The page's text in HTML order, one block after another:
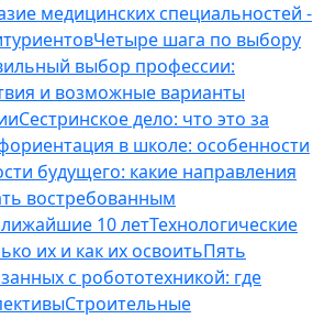
медицинских специальностей -
Четыре шага по выбору
выбор профессии:
и возможные варианты
Сестринское дело: что это за
в школе: особенности
будущего: какие направления
востребованным
10 летТехнологические
их и как их освоитьПять
с робототехникой: где
Строительные